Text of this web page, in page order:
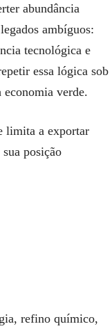
abundância
ambíguos:
tecnológica e
essa lógica sob
economia verde.
limita a exportar
posição
refino químico,